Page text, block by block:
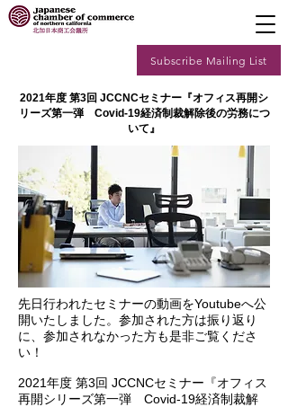
Subscribe Mailing List
2021年度 第3回 JCCNCセミナー『オフィス再開シ
リーズ第一弾 Covid-19経済制裁解除後の労務につ
いて』
先日行われたセミナーの動画をYoutubeへ公
開いたしました。参加された方は振り返り
に、参加されなかった方も是非ご覧くださ
い！
2021年度 第3回 JCCNCセミナー『オフィス
再開シリーズ第一弾 Covid-19経済制裁解